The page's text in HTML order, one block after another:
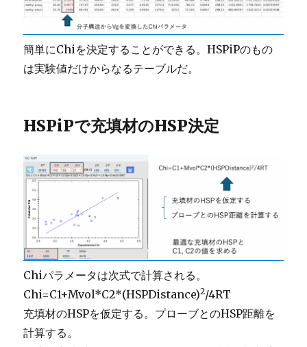
簡単にChiを決定することができる。HSPiPのもの
は実験値だけからなるテーブルだ。
HSPiPで充填材のHSP決定
Chiパラメータは次式で計算される。
Chi=C1+Mvol*C2*(HSPDistance)2/4RT
充填材のHSPを仮定する。プローブとのHSP距離を
計算する。